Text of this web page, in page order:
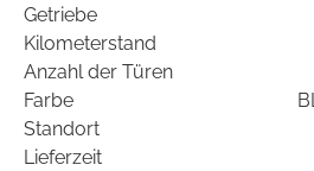
Getriebe
Kilometerstand
Anzahl der Türen
Farbe
Standort
Lieferzeit